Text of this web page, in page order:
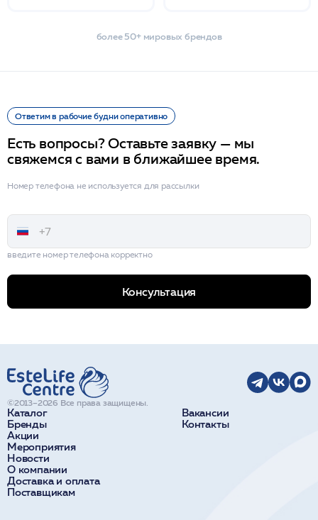
более 50+ мировых брендов
Ответим в рабочие будни оперативно
Есть вопросы? Оставьте заявку — мы
свяжемся с вами в ближайшее время.
Номер телефона не используется для рассылки
введите номер телефона корректно
Консультация
Каталог
Бренды
Акции
Мероприятия
Новости
О компании
Доставка и оплата
Поставщикам
Вакансии
Контакты
©2013–2026 Все права защищены.